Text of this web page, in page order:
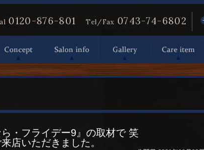
Tel/Fax 0743-74-6802
0120-876-801
・フライデー9』の取材で 笑
店いただきました。